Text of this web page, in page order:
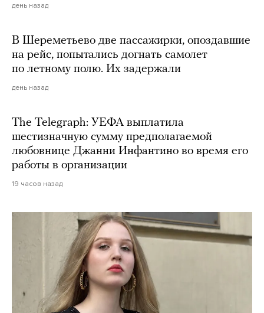
день назад
В Шереметьево две пассажирки, опоздавшие
на рейс, попытались догнать самолет
по летному полю. Их задержали
день назад
The Telegraph: УЕФА выплатила
шестизначную сумму предполагаемой
любовнице Джанни Инфантино во время его
работы в организации
19 часов назад